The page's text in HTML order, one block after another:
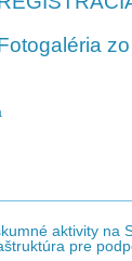
aktivity na
pre